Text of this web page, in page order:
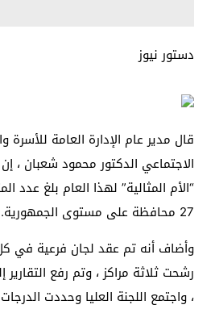
دستور نيوز
قال مدير عام الإدارة العامة للأسرة
الاجتماعي الدكتور محمود شعبان ،
27 محافظة على مستوى الجمهورية.
وأضاف أنه تم عقد لجان فرعية في
رشحت ثلاثة مراكز ، وتم رفع التقارير
، واجتمع اللجنة العليا وحددت